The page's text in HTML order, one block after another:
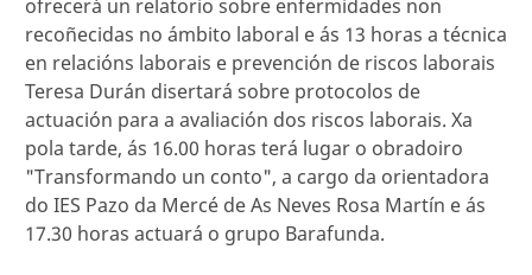
ofrecerá un relatorio sobre enfermidades non
recoñecidas no ámbito laboral e ás 13 horas a técnica
en relacións laborais e prevención de riscos laborais
Teresa Durán disertará sobre protocolos de
actuación para a avaliación dos riscos laborais. Xa
pola tarde, ás 16.00 horas terá lugar o obradoiro
"Transformando un conto", a cargo da orientadora
do IES Pazo da Mercé de As Neves Rosa Martín e ás
17.30 horas actuará o grupo Barafunda.